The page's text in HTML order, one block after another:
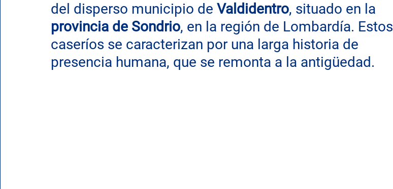
del disperso municipio de Valdidentro, situado en la
provincia de Sondrio, en la región de Lombardía. Estos
caseríos se caracterizan por una larga historia de
presencia humana, que se remonta a la antigüedad.